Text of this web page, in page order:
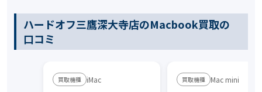
ハードオフ三鷹深大寺店のMacbook買取の
口コミ
iMac Mac mini